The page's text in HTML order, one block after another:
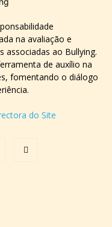
na avaliação e
associadas ao Bullying.
de auxílio na
fomentando o diálogo
do Site